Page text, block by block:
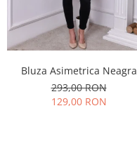
Bluza Asimetrica Neagra
293,00 RON
129,00 RON